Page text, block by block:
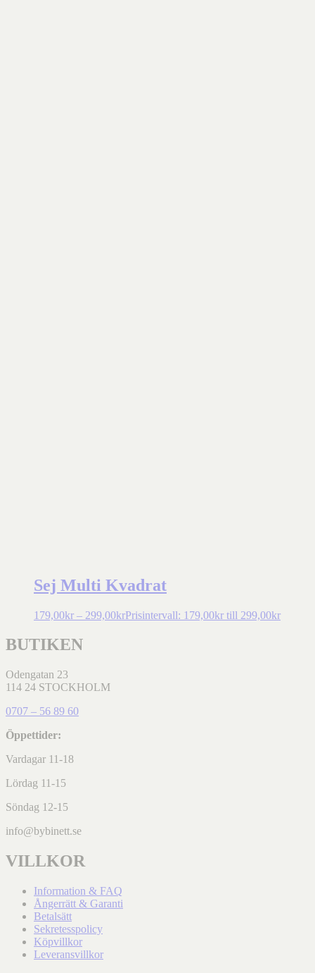
Sej Multi Kvadrat
179,00kr – 299,00krPrisintervall: 179,00kr till 299,00kr
BUTIKEN
Odengatan 23
114 24 STOCKHOLM
0707 – 56 89 60
Öppettider:
Vardagar 11-18
Lördag 11-15
Söndag 12-15
info@bybinett.se
VILLKOR
Information & FAQ
Ångerrätt & Garanti
Betalsätt
Sekretesspolicy
Köpvillkor
Leveransvillkor